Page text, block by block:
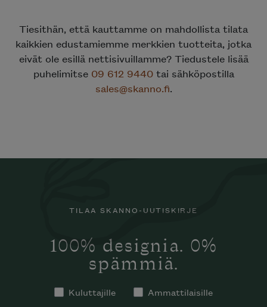
Tiesithän, että kauttamme on mahdollista tilata
kaikkien edustamiemme merkkien tuotteita, jotka
eivät ole esillä nettisivuillamme? Tiedustele lisää
puhelimitse 09 612 9440tai sähköpostilla
sales@skanno.fi.
TILAA SKANNO-UUTISKIRJE
100% designia. 0%
spämmiä.
Kuluttajille Ammattilaisille